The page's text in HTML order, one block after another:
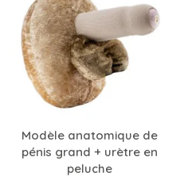
Modèle anatomique de
pénis grand + urètre en
peluche